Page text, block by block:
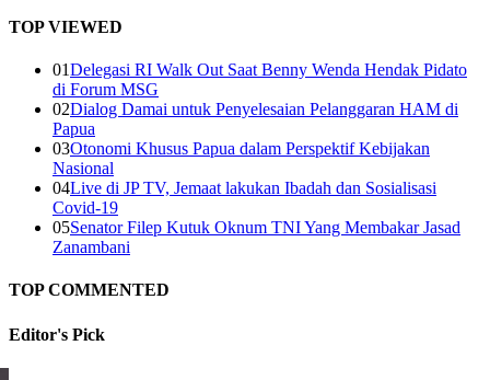
TOP VIEWED
01Delegasi RI Walk Out Saat Benny Wenda Hendak Pidato
di Forum MSG
02Dialog Damai untuk Penyelesaian Pelanggaran HAM di
Papua
03Otonomi Khusus Papua dalam Perspektif Kebijakan
Nasional
04Live di JP TV, Jemaat lakukan Ibadah dan Sosialisasi
Covid-19
05Senator Filep Kutuk Oknum TNI Yang Membakar Jasad
Zanambani
TOP COMMENTED
Editor's Pick